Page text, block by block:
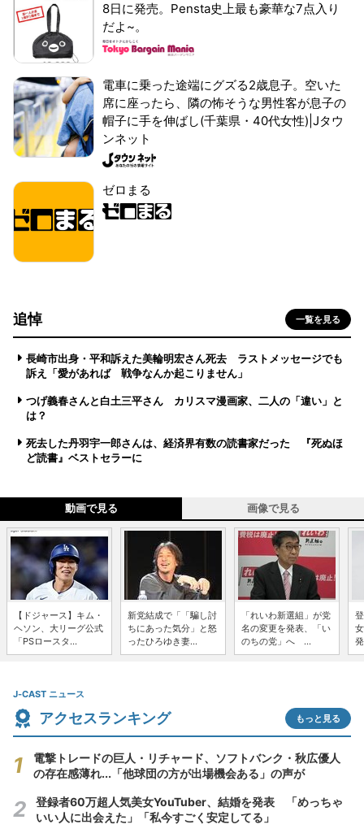
8日に発売。Pensta史上最も豪華な7点入り
だよ~。
電車に乗った途端にグズる2歳息子。空いた
席に座ったら、隣の怖そうな男性客が息子の
帽子に手を伸ばし(千葉県・40代女性)|Jタウ
ンネット
ゼロまる
追悼 一覧を見る
長崎市出身・平和訴えた美輪明宏さん死去 ラストメッセージでも
訴え「愛があれば 戦争なんか起こりません」
つげ義春さんと白土三平さん カリスマ漫画家、二人の「違い」と
は？
死去した丹羽宇一郎さんは、経済界有数の読書家だった 『死ぬほ
ど読書』ベストセラーに
動画で見る 画像で見る
【ドジャース】キム・
ヘソン、大リーグ公式
「PSロースタ...
新党結成で「「騙し討
ちにあった気分」と怒
ったひろゆき妻...
「れいわ新選組」が党
名の変更を発表、「い
のちの党」へ ...
J-CAST ニュース
アクセスランキング もっと見る
電撃トレードの巨人・リチャード、ソフトバンク・秋広優人
の存在感薄れ...「他球団の方が出場機会ある」の声が
登録者60万超人気美女YouTuber、結婚を発表 「めっちゃ
いい人に出会えた」「私今すごく安定してる」